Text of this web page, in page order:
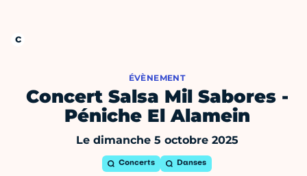
ÉVÈNEMENT
Concert Salsa Mil Sabores -
Péniche El Alamein
Le dimanche 5 octobre 2025
Concerts Danses